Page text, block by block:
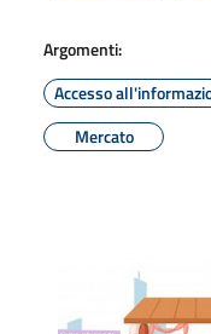
Argomenti:
Accesso
Mercato